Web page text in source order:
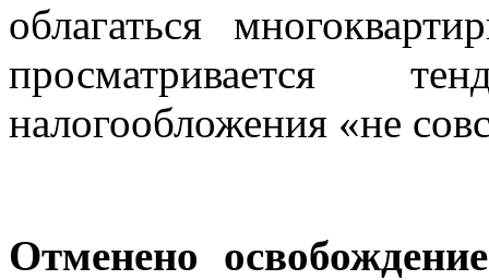
облагаться
просматривается
налогообложения «не
Отменено